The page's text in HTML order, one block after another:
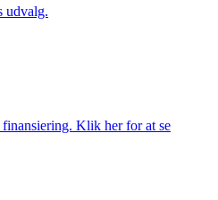
udvalg.
Klik her for at se